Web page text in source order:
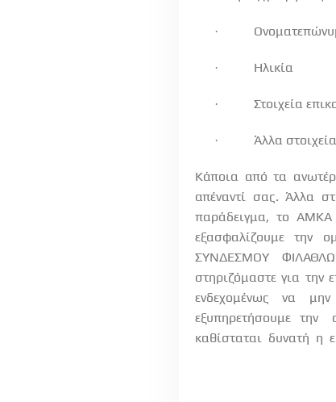
·
· Ηλικία
· Στοιχεία
· Άλλα
Κάποια από τα
απέναντί σας. Άλλα
παράδειγμα, το ΑΜΚΑ
εξασφαλίζουμε
την
ΣΥΝΔΕΣΜΟΥ
στηριζόμαστε για την
ενδεχομένως
να μην
εξυπηρετήσουμε την
καθίσταται δυνατή η